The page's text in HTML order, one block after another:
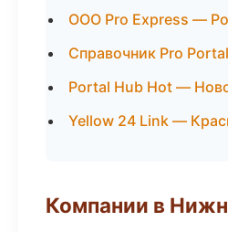
ООО Pro Express —
Справочник Pro
Portal Hub Hot —
Yellow 24 Link —
Компании в